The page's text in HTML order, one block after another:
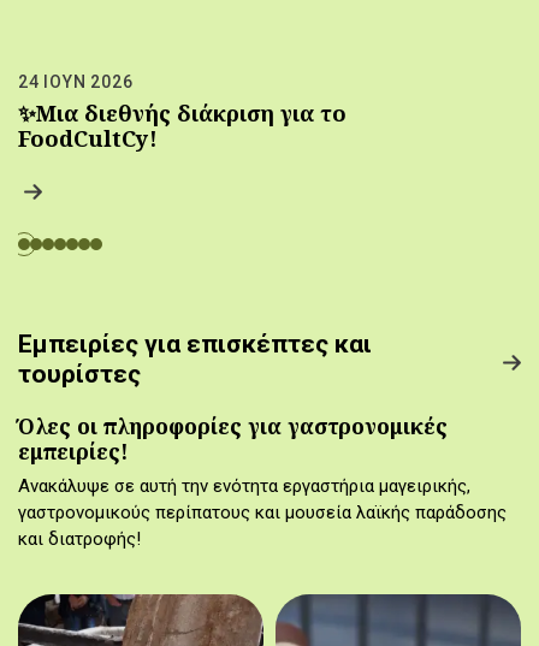
24 ΙΟΥΝ 2026
✨Μια διεθνής διάκριση για το
FoodCultCy!
Εμπειρίες για επισκέπτες και
τουρίστες
Όλες οι πληροφορίες για γαστρονομικές
εμπειρίες!
Ανακάλυψε σε αυτή την ενότητα εργαστήρια μαγειρικής,
γαστρονομικούς περίπατους και μουσεία λαϊκής παράδοσης
και διατροφής!